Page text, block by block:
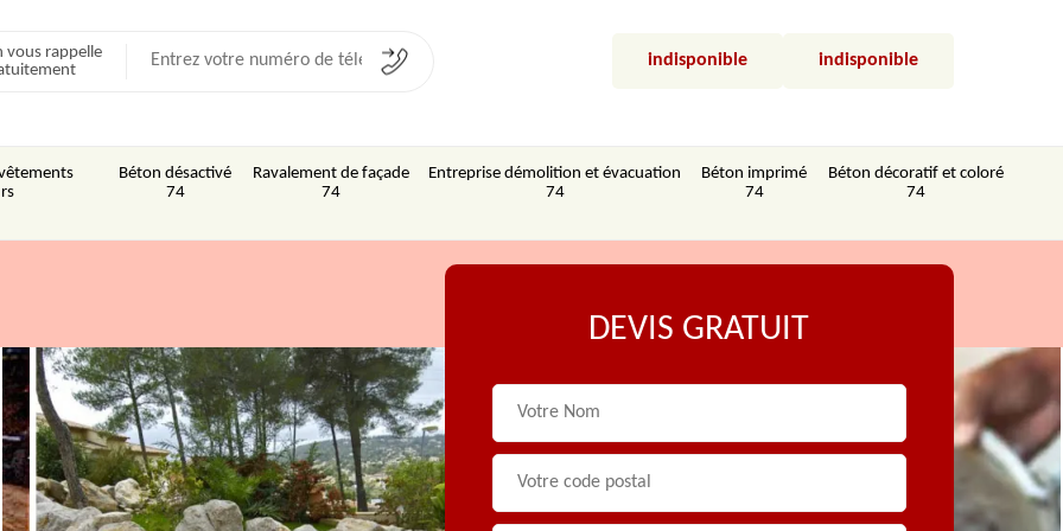
vous rappelle
indisponible indisponible
Béton désactivé
74
Ravalement de façade
74
Entreprise démolition et évacuation
74
Béton imprimé
74
Béton décoratif et coloré
74
DEVIS GRATUIT